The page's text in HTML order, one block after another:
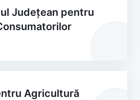
Județean pentru
Agricultură